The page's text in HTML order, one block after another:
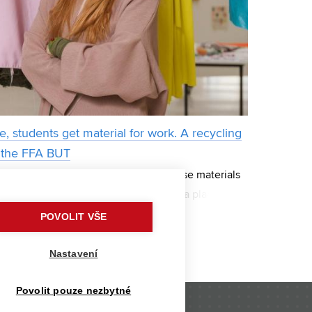
students get material for work. A recycling
FFA BUT
students can come for free to choose materials
their artistic intentions. It is also a place
that would probably
POVOLIT VŠE
Nastavení
Povolit pouze nezbytné